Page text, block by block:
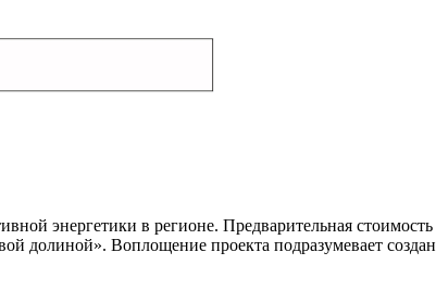
энергетики в регионе. Предварительная стоимость
долиной». Воплощение проекта подразумевает